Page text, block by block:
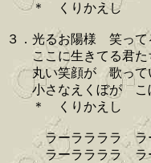
＊ くりかえし
３．光るお陽様 笑っ
ここに生きてる君た
丸い笑顔が 歌って
小さなえくぼが こ
＊ くりかえし
ラーララララ ラ
ラーララララ ラ